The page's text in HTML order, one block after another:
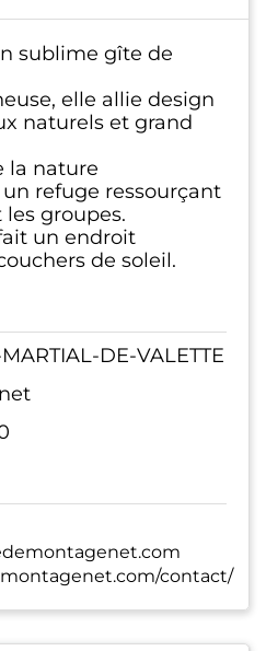
sublime gîte de
elle allie design
naturels et grand
la nature
refuge ressourçant
groupes.
un endroit
de soleil.
DE-VALETTE
contact/